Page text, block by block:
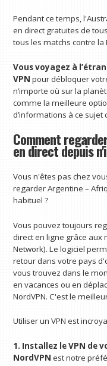
Pendant ce temps,
en direct gratuites de
tous les matchs contre la
Vous voyagez à
VPN pour débloquer
n’importe où sur la
comme la meilleure
d’informations à ce sujet
Comment
en direct depuis
Vous n'êtes pas chez
regarder Argentine –
habituel ?
Vous pouvez toujours
direct en ligne grâce aux
Network). Le logiciel
retour dans votre pays
vous trouvez dans le
en vacances ou en
NordVPN. C'est le
Utiliser un VPN est
1. Installez le VPN de
NordVPN est notre